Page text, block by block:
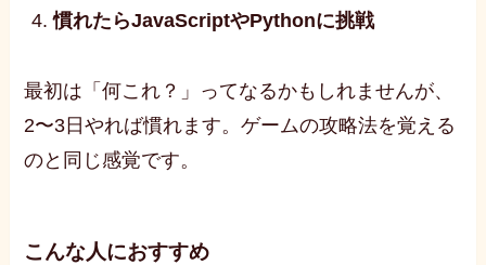
慣れたらJavaScriptやPythonに挑戦
最初は「何これ？」ってなるかもしれませんが、
2〜3日やれば慣れます。ゲームの攻略法を覚える
のと同じ感覚です。
こんな人におすすめ